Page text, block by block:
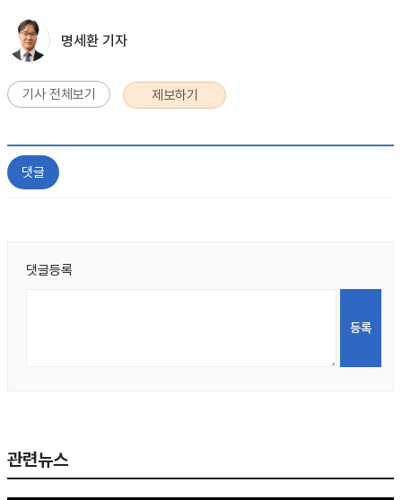
명세환 기자
기사 전체보기 제보하기
댓글
댓글등록
관련뉴스